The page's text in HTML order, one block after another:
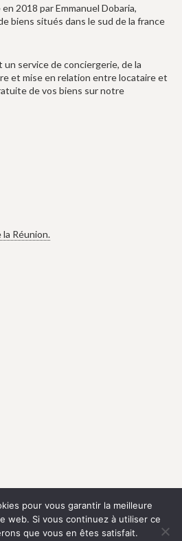
2018 par Emmanuel Dobaria,
biens situés dans le sud de la france
un service de conciergerie, de la
et mise en relation entre locataire et
de vos biens sur notre
Réunion.
(668) 412 800
pour vous garantir la meilleure
web. Si vous continuez à utiliser ce
que vous en êtes satisfait.